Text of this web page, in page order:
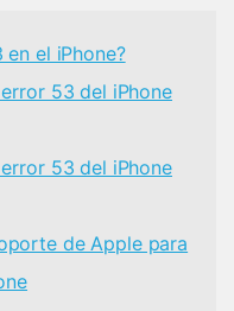
en el iPhone?
53 del iPhone
53 del iPhone
de Apple para